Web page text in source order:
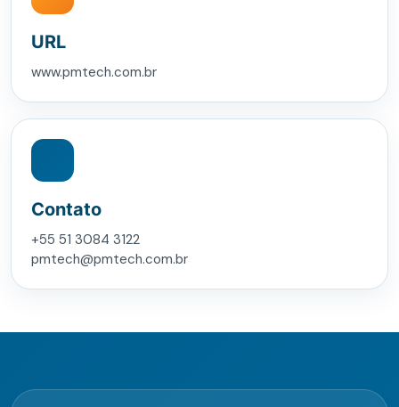
URL
www.pmtech.com.br
Contato
+55 51 3084 3122
pmtech@pmtech.com.br